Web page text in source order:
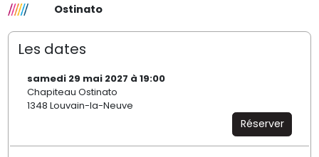
Ostinato
Les dates
samedi 29 mai 2027 à 19:00
Chapiteau Ostinato
1348 Louvain-la-Neuve
Réserver